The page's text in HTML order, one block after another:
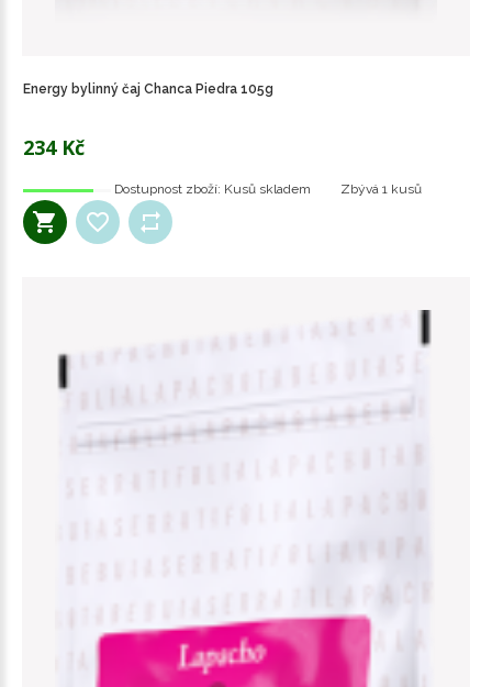
Energy bylinný čaj Chanca Piedra 105g
234 Kč
Dostupnost zboží: Kusů skladem Zbývá 1 kusů